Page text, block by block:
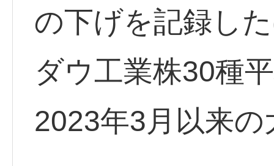
の下げを記録し
ダウ工業株30種
2023年3月以来